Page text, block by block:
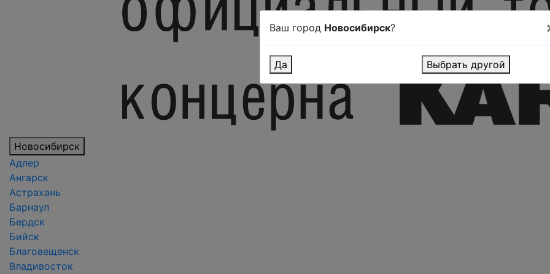
Новосибирск
Адлер
Ангарск
Астрахань
Барнаул
Бердск
Бийск
Благовещенск
Владивосток
Ваш город Новосибирск?
Да Выбрать другой